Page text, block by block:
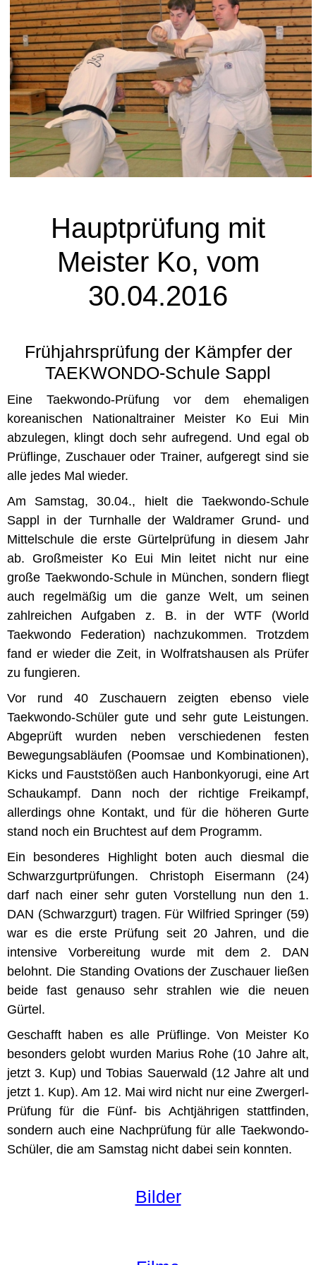
Hauptprüfung mit
Meister Ko, vom
30.04.2016
Frühjahrsprüfung der Kämpfer der
TAEKWONDO-Schule Sappl
Eine Taekwondo-Prüfung vor dem ehemaligen
koreanischen Nationaltrainer Meister Ko Eui Min
abzulegen, klingt doch sehr aufregend. Und egal ob
Prüflinge, Zuschauer oder Trainer, aufgeregt sind sie
alle jedes Mal wieder.
Am Samstag, 30.04., hielt die Taekwondo-Schule
Sappl in der Turnhalle der Waldramer Grund- und
Mittelschule die erste Gürtelprüfung in diesem Jahr
ab. Großmeister Ko Eui Min leitet nicht nur eine
große Taekwondo-Schule in München, sondern fliegt
auch regelmäßig um die ganze Welt, um seinen
zahlreichen Aufgaben z. B. in der WTF (World
Taekwondo Federation) nachzukommen. Trotzdem
fand er wieder die Zeit, in Wolfratshausen als Prüfer
zu fungieren.
Vor rund 40 Zuschauern zeigten ebenso viele
Taekwondo-Schüler gute und sehr gute Leistungen.
Abgeprüft wurden neben verschiedenen festen
Bewegungsabläufen (Poomsae und Kombinationen),
Kicks und Fauststößen auch Hanbonkyorugi, eine Art
Schaukampf. Dann noch der richtige Freikampf,
allerdings ohne Kontakt, und für die höheren Gurte
stand noch ein Bruchtest auf dem Programm.
Ein besonderes Highlight boten auch diesmal die
Schwarzgurtprüfungen. Christoph Eisermann (24)
darf nach einer sehr guten Vorstellung nun den 1.
DAN (Schwarzgurt) tragen. Für Wilfried Springer (59)
war es die erste Prüfung seit 20 Jahren, und die
intensive Vorbereitung wurde mit dem 2. DAN
belohnt. Die Standing Ovations der Zuschauer ließen
beide fast genauso sehr strahlen wie die neuen
Gürtel.
Geschafft haben es alle Prüflinge. Von Meister Ko
besonders gelobt wurden Marius Rohe (10 Jahre alt,
jetzt 3. Kup) und Tobias Sauerwald (12 Jahre alt und
jetzt 1. Kup). Am 12. Mai wird nicht nur eine Zwergerl-
Prüfung für die Fünf- bis Achtjährigen stattfinden,
sondern auch eine Nachprüfung für alle Taekwondo-
Schüler, die am Samstag nicht dabei sein konnten.
Bilder